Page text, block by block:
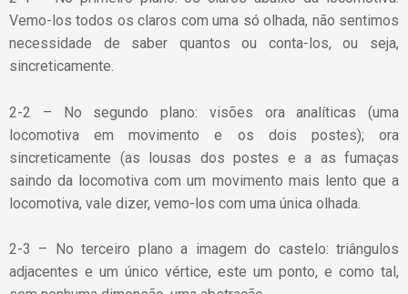
Vemo-los todos os claros com uma só olhada, não sentimos
necessidade de saber quantos ou conta-los, ou seja,
sincreticamente.
2-2 – No segundo plano: visões ora analíticas (uma
locomotiva em movimento e os dois postes); ora
sincreticamente (as lousas dos postes e a as fumaças
saindo da locomotiva com um movimento mais lento que a
locomotiva, vale dizer, vemo-los com uma única olhada.
2-3 – No terceiro plano a imagem do castelo: triângulos
adjacentes e um único vértice, este um ponto, e como tal,